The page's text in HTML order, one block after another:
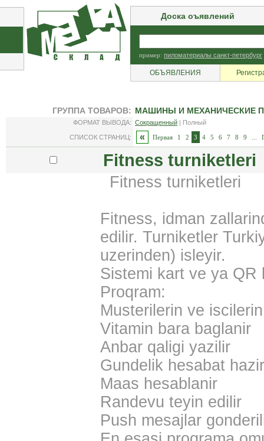
Доска оъявлений
пример: пиломатериалы санкт-петербург
ОБЪЯВЛЕНИЯ
ГРУППА ТОВАРОВ: МАШИНЫ И МЕХАНИЧЕСКИЕ
ФОРМАТ ВЫВОДА: Сокращенный | Полный
СПИСОК СТРАНИЦ: « Первая 1 2 3 4 5 6 7 8 9
Fitness turniketleri
Fitness turniketleri
Fitness, idman
edilir. Turniketler
uzerinden) isleyir.
Sistemi kart ve ya QR
Proqram:
Musterilerin ve
Vitamin bara baglanir
Anbar qaligi yazilir
Gundelik hesabat
Maas hesablanir
Randevu teyin edilir
Push mesajlar